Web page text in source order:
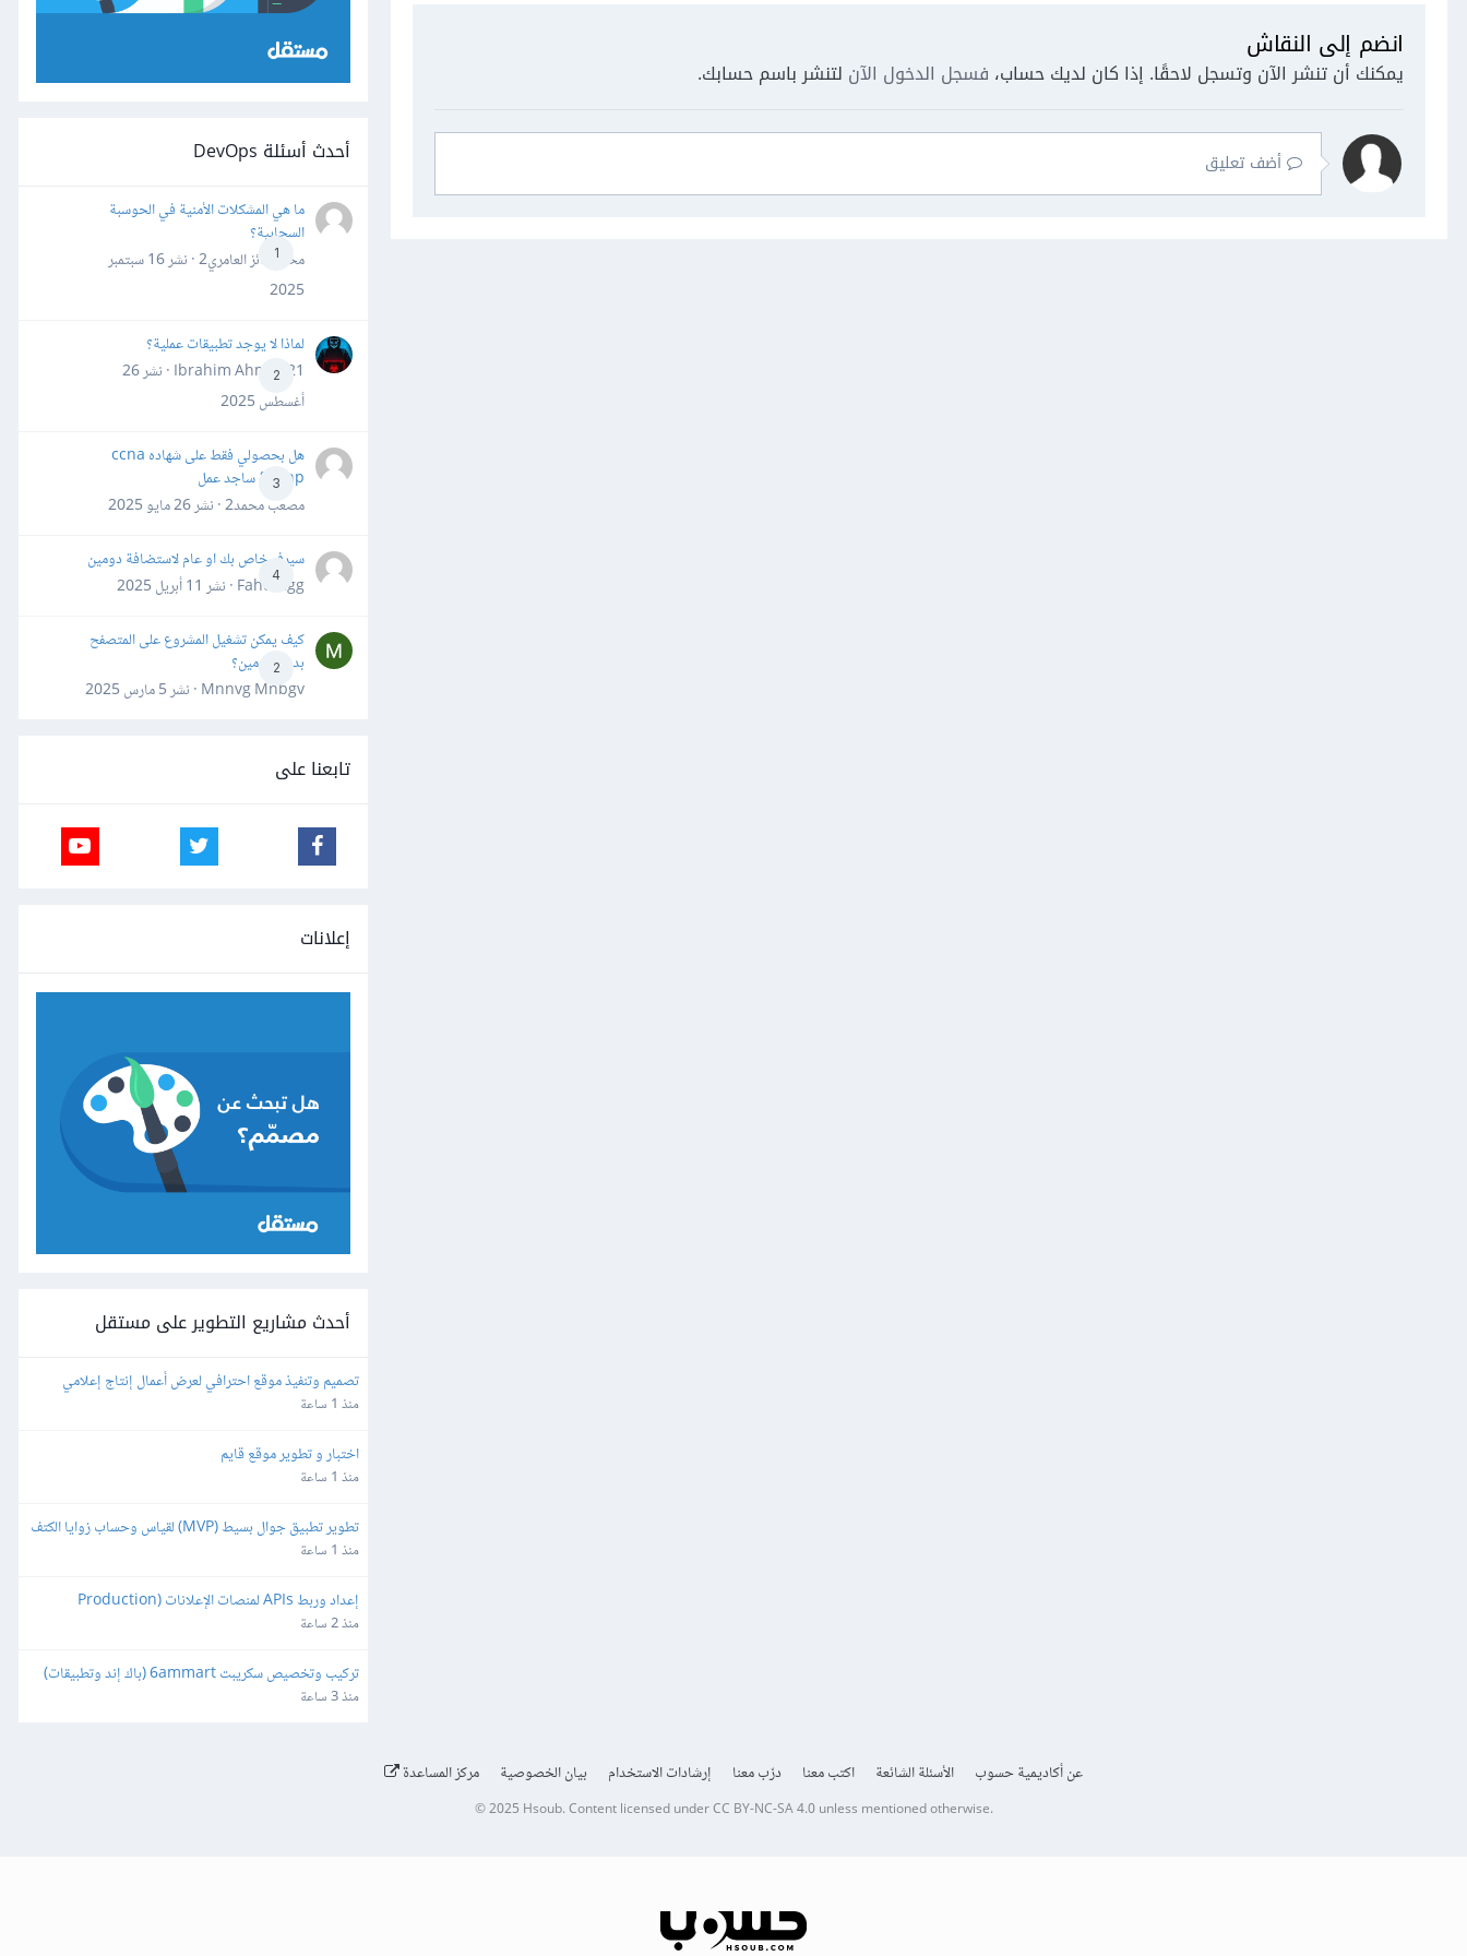
انضم إلى النقاش
يمكنك أن تنشر الآن وتسجل لاحقًا. إذا كان لديك حساب، فسجل الدخول الآن لتنشر باسم حسابك.
أضف تعليق أحدث أسئلة DevOps
1
ما هي المشكلات الأمنية في الحوسبة
السحابية؟
محمد فائز العامري2 · نشر
16 سبتمبر
2025
2
لماذا لا يوجد تطبيقات عملية؟
Ibrahim Ahmed21 · نشر
26
أغسطس 2025
3
هل بحصولي فقط على شهاده ccna
&ccnp ساجد عمل
مصعب محمد2 · نشر
26 مايو 2025
4
سيرفر خاص بك او عام لاستضافة دومين
Fahd Ggg · نشر
11 أبريل 2025
2
كيف يمكن تشغيل المشروع على المتصفح
بدون دومين؟
Mnnvg Mnbgv · نشر
5 مارس 2025
تابعنا على
إعلانات
أحدث مشاريع التطوير على مستقل
تصميم وتنفيذ موقع احترافي لعرض أعمال إنتاج إعلامي
منذ 1 ساعة
اختبار و تطوير موقع قايم
منذ 1 ساعة
تطوير تطبيق جوال بسيط (MVP) لقياس وحساب زوايا الكتف
منذ 1 ساعة
Ready)
منذ 2 ساعة
ورفعه على السيرفر والمتجر
منذ 3 ساعة
عن أكاديمية حسوب الأسئلة الشائعة اكتب معنا درّب معنا إرشادات الاستخدام بيان الخصوصية مركز المساعدة
© 2025 Hsoub.Content licensed underCC BY-NC-SA 4.0unless mentioned otherwise.